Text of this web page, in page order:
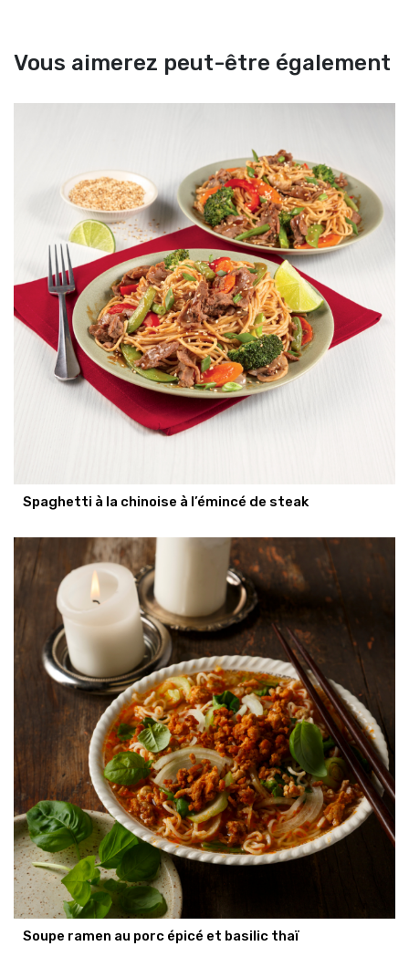
Vous aimerez peut-être également
Spaghetti à la chinoise à l’émincé de steak
Soupe ramen au porc épicé et basilic thaï